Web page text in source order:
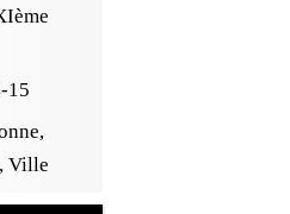
15
Ville